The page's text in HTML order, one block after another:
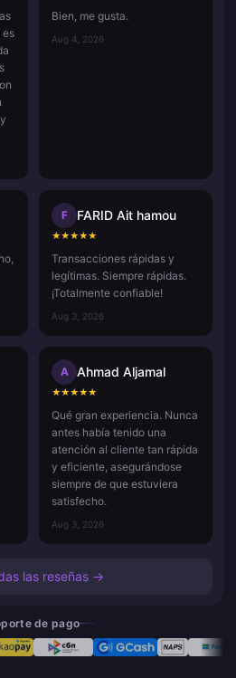
es
Bien, me gusta.
Aug 4, 2026
F FARID Ait hamou
★★★★★
Transacciones rápidas y
legítimas. Siempre rápidas.
¡Totalmente confiable!
Aug 3, 2026
A Ahmad Aljamal
★★★★★
Qué gran experiencia. Nunca
antes había tenido una
atención al cliente tan rápida
y eficiente, asegurándose
siempre de que estuviera
satisfecho.
Aug 3, 2026
las reseñas →
de pago